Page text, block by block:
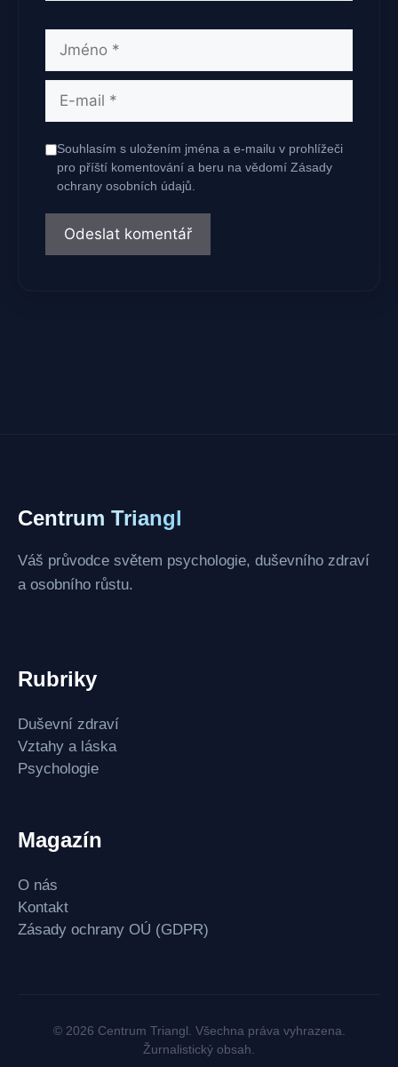
Jméno
Souhlasím s uložením jména a e-mailu v prohlížeči
pro příští komentování a beru na vědomí Zásady
ochrany osobních údajů.
Centrum Triangl
Váš průvodce světem psychologie, duševního zdraví
a osobního růstu.
Rubriky
Duševní zdraví
Vztahy a láska
Psychologie
Magazín
O nás
Kontakt
Zásady ochrany OÚ (GDPR)
© 2026 Centrum Triangl. Všechna práva vyhrazena.
Žurnalistický obsah.